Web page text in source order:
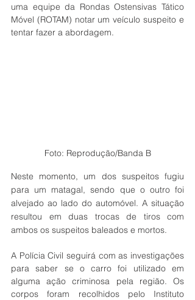
uma equipe da Rondas Ostensivas Tático
Móvel (ROTAM) notar um veículo suspeito e
tentar fazer a abordagem.
Foto: Reprodução/Banda B
Neste momento, um dos suspeitos fugiu
para um matagal, sendo que o outro foi
alvejado ao lado do automóvel. A situação
resultou em duas trocas de tiros com
ambos os suspeitos baleados e mortos.
A Polícia Civil seguirá com as investigações
para saber se o carro foi utilizado em
alguma ação criminosa pela região. Os
corpos foram recolhidos pelo Instituto